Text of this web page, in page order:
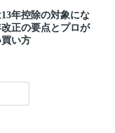
年控除の対象にな
改正の要点とプロが
い方